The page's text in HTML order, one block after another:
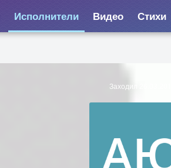
Исполнители Видео Стихи
Заходил 26.03.2017